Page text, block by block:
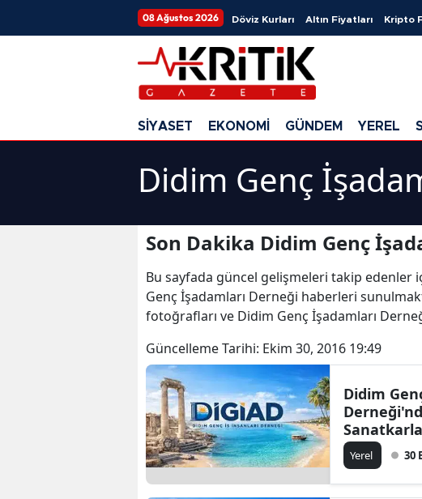
08 Ağustos 2026 Döviz Kurları Altın Fiyatları Kripto
SİYASET EKONOMİ GÜNDEM YEREL
Didim Genç
Son Dakika Didim Genç
Bu sayfada güncel gelişmeleri takip edenler
Genç İşadamları Derneği haberleri
fotoğrafları ve Didim Genç İşadamları
Güncelleme Tarihi: Ekim 30, 2016 19:49
Didim
ziyaret
Yerel 30